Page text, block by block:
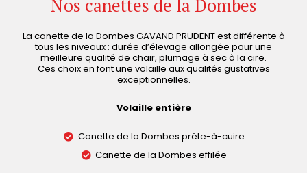
Nos canettes de la Dombes
La canette de la Dombes GAVAND PRUDENT est différente à
tous les niveaux : durée d’élevage allongée pour une
meilleure qualité de chair, plumage à sec à la cire.
Ces choix en font une volaille aux qualités gustatives
exceptionnelles.
Volaille entière
Canette de la Dombes prête-à-cuire
Canette de la Dombes effilée